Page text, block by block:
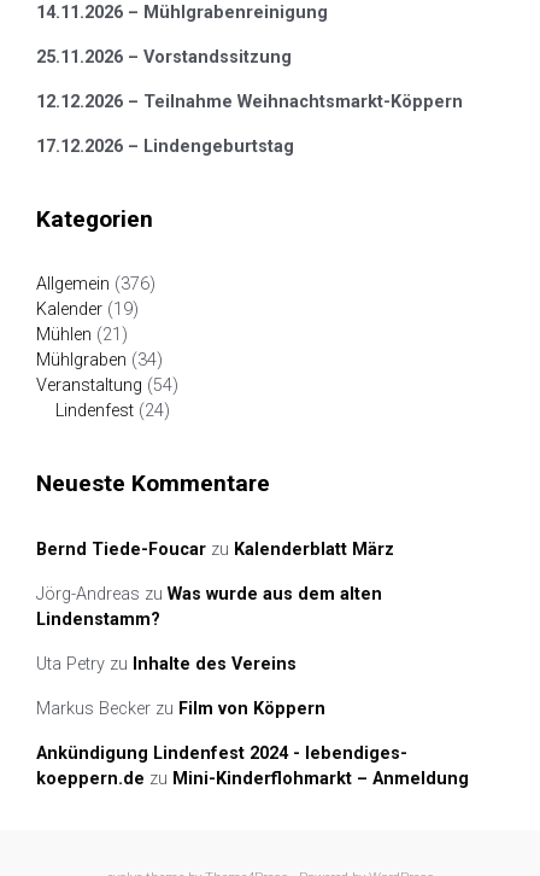
14.11.2026 – Mühlgrabenreinigung
25.11.2026 – Vorstandssitzung
12.12.2026 – Teilnahme Weihnachtsmarkt-Köppern
17.12.2026 – Lindengeburtstag
Kategorien
Allgemein (376)
Kalender (19)
Mühlen (21)
Mühlgraben (34)
Veranstaltung (54)
Lindenfest (24)
Neueste Kommentare
Bernd Tiede-Foucar zu Kalenderblatt März
Jörg-Andreas zu Was wurde aus dem alten
Lindenstamm?
Uta Petry zu Inhalte des Vereins
Markus Becker zu Film von Köppern
Ankündigung Lindenfest 2024 - lebendiges-
koeppern.de zu Mini-Kinderflohmarkt – Anmeldung